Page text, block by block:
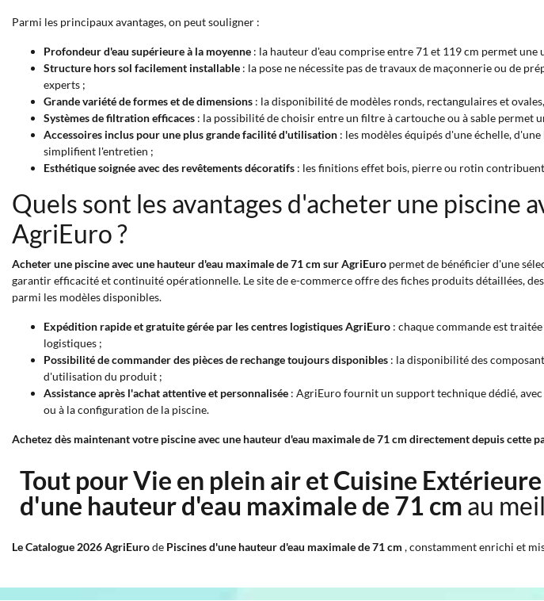
Parmi les principaux avantages, on peut souligner :
Profondeur d'eau supérieure à la moyenne : la hauteur d'eau comprise entre 71 et 119 cm permet
Structure hors sol facilement installable : la pose ne nécessite pas de travaux de maçonnerie ou de
experts ;
Grande variété de formes et de dimensions : la disponibilité de modèles ronds, rectangulaires et
Systèmes de filtration efficaces : la possibilité de choisir entre un filtre à cartouche ou à sable permet
Accessoires inclus pour une plus grande facilité d'utilisation : les modèles équipés d'une échelle,
simplifient l'entretien ;
Esthétique soignée avec des revêtements décoratifs : les finitions effet bois, pierre ou rotin
Quels sont les avantages d'acheter une piscine
AgriEuro ?
Acheter une piscine avec une hauteur d'eau maximale de 71 cm sur AgriEuro permet de bénéficier d'une
garantir efficacité et continuité opérationnelle. Le site de e-commerce offre des fiches produits détaillées,
parmi les modèles disponibles.
Expédition rapide et gratuite gérée par les centres logistiques AgriEuro : chaque commande est
logistiques ;
Possibilité de commander des pièces de rechange toujours disponibles : la disponibilité des
d'utilisation du produit ;
Assistance après l'achat attentive et personnalisée : AgriEuro fournit un support technique dédié,
ou à la configuration de la piscine.
Achetez dès maintenant votre piscine avec une hauteur d'eau maximale de 71 cm directement depuis cette
Tout pour Vie en plein air et Cuisine Extérieure
d'une hauteur d'eau maximale de 71 cm au
Le Catalogue 2026 AgriEurode Piscines d'une hauteur d'eau maximale de 71 cm , constamment enrichi et